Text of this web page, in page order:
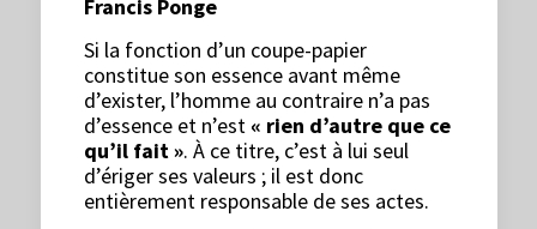
Francis Ponge
Si la fonction d’un coupe-papier
constitue son essence avant même
d’exister, l’homme au contraire n’a pas
d’essence et n’est « rien d’autre que ce
qu’il fait ». À ce titre, c’est à lui seul
d’ériger ses valeurs ; il est donc
entièrement responsable de ses actes.